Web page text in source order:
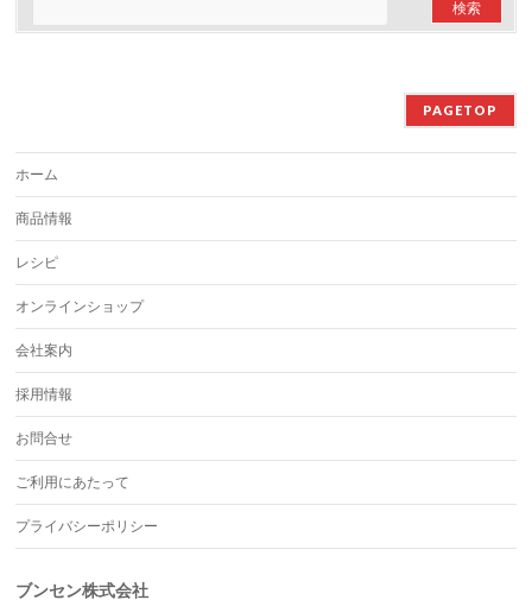
PAGETOP
ホーム
商品情報
レシピ
オンラインショップ
会社案内
採用情報
お問合せ
ご利用にあたって
プライバシーポリシー
ブンセン株式会社